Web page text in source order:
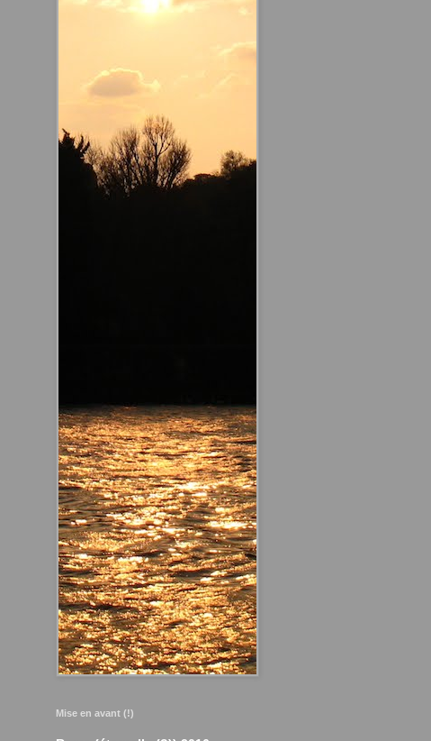
Mise en avant (!)